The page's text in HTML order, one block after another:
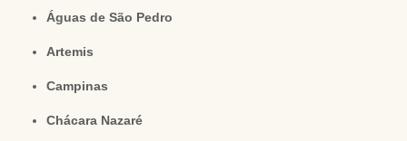
Águas de São Pedro
Artemis
Campinas
Chácara Nazaré